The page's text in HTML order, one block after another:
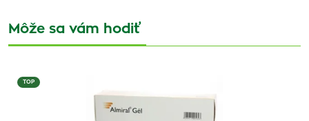
Môže sa vám hodiť
TOP